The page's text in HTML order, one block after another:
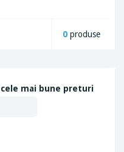
0 produse
mai bune preturi